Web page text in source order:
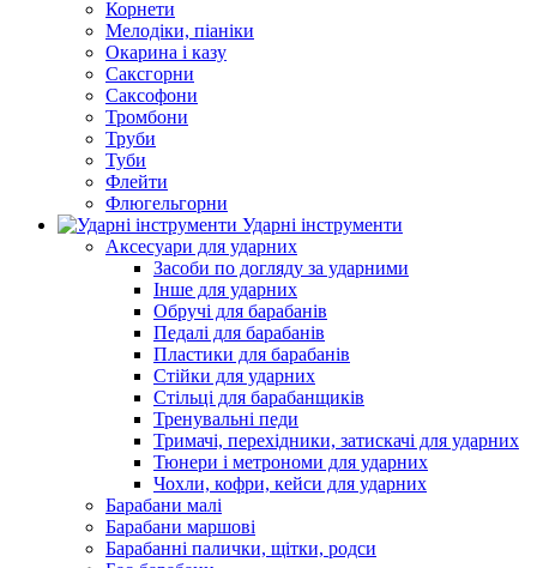
Корнети
Мелодіки, піаніки
Окарина і казу
Саксгорни
Саксофони
Тромбони
Труби
Туби
Флейти
Флюгельгорни
Ударні інструменти
Аксесуари для ударних
Засоби по догляду за ударними
Інше для ударних
Обручі для барабанів
Педалі для барабанів
Пластики для барабанів
Стійки для ударних
Стільці для барабанщиків
Тренувальні педи
Тримачі, перехідники, затискачі для ударних
Тюнери і метрономи для ударних
Чохли, кофри, кейси для ударних
Барабани малі
Барабани маршові
Барабанні палички, щітки, родси